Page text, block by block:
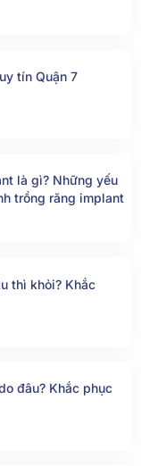
tín Quận 7
là gì? Những yếu
trồng răng implant
thì khỏi? Khắc
đâu? Khắc phục